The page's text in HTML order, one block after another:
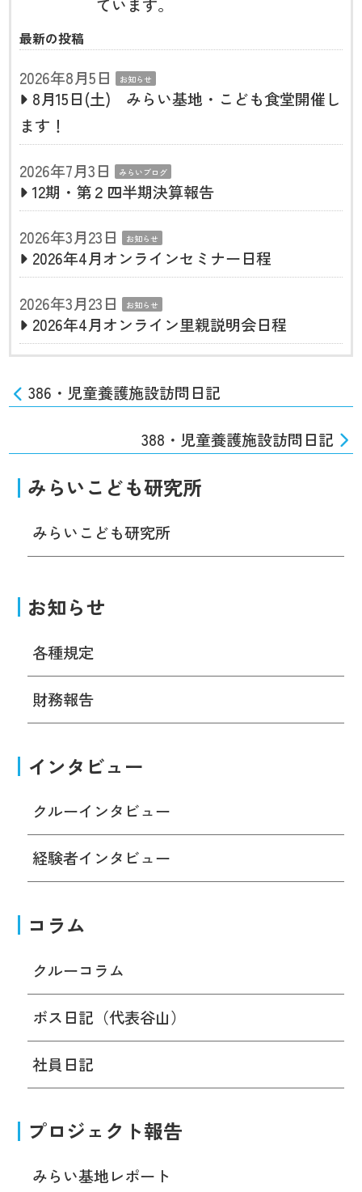
ています。
最新の投稿
2026年8月5日 お知らせ
8月15日(土) みらい基地・こども食堂開催し
ます！
2026年7月3日
みらいブログ
12期・第２四半期決算報告
2026年3月23日
お知らせ
2026年4月オンラインセミナー日程
2026年3月23日
お知らせ
2026年4月オンライン里親説明会日程
386・児童養護施設訪問日記
388・児童養護施設訪問日記
みらいこども研究所
みらいこども研究所
お知らせ
各種規定
財務報告
インタビュー
クルーインタビュー
経験者インタビュー
コラム
クルーコラム
ボス日記（代表谷山）
社員日記
プロジェクト報告
みらい基地レポート